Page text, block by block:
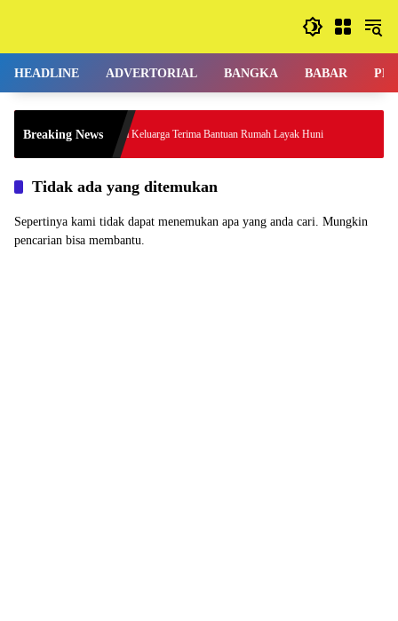
HEADLINE ADVERTORIAL BANGKA BABAR
Breaking NewsTiga Keluarga Terima Bantuan Rumah Layak Huni
Tidak ada yang ditemukan
Sepertinya kami tidak dapat menemukan apa yang anda cari. Mungkin
pencarian bisa membantu.